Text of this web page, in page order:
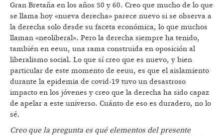
Gran Bretaña en los años 50 y 60. Creo que mucho de lo que
se llama hoy «nueva derecha» parece nuevo si se observa a
la derecha solo desde su faceta económica, lo que muchos
llaman «neoliberal». Pero la derecha siempre ha tenido,
también en eeuu, una rama construida en oposición al
liberalismo social. Lo que sí creo que es nuevo, y bien
particular de este momento de eeuu, es que el aislamiento
durante la epidemia de covid-19 tuvo un desastroso
impacto en los jóvenes y creo que la derecha ha sido capaz
de apelar a este universo. Cuánto de eso es duradero, no lo
sé.
Creo que la pregunta es qué elementos del presente